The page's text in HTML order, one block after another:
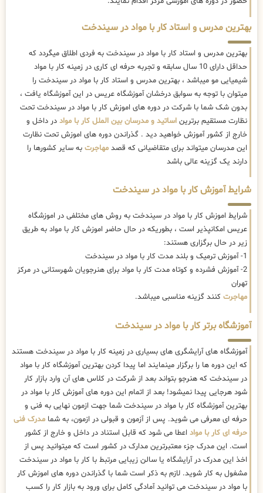
بهترین مدرس و استاد کار با مواد در سیندخت
بهترین مدرس و استاد کار با مواد در سیندخت به فردی اطلاق میگردد که
حداقل دارای 10 سال سابقه و تجربه حرفه ای کاری در زمینه کار با مواد
شیمیایی مو میباشد ، بهترین مدرس و استاد کار با مواد در سیندخت را
میتوان با توجه به سوابق درخشان آموزشگاه عریس در این آموزشگاه یافت ،
بدون شک شما با شرکت در دوره های اموزش کار با مواد در سیندخت تحت
نظارت مستقیم برترین اساتید و مدرسان بین الملل کار با مواد در داخل و
خارج از کشور آموزش خواهید دید . گذراندن دوره های اموزش تحت نظارت
این مدرسان میتواند برای متقاضیانی که قصد مهاجرت به سایر کشورها را
دارند یک گزینه عالی باشد
شرایط آموزش کار با مواد در سیندخت
شرایط اموزش کار با مواد در سیندخت به روش های مختلفی در اموزشگاه
عریس امکانپذیر است ، بطوریکه در حال حاضر اموزش کار با مواد به طریق
زیر در حال برگزاری هستند:
1- آموزش ترمیک و بلند مدت کار با مواد در سیندخت
2- آموزش فشرده و کوتاه مدت کار با مواد برای هنرجویان شهرستانی در مرکز
تهران
مهاجرت کنند گزینه مناسبی میباشد.
آموزشگاه برتر کار با مواد در سیندخت
آموزشگاه های آرایشگری های بسیاری در زمینه کار با مواد در سیندخت هستند
که این دوره ها را برگزار مینمایند اما پیدا کردن بهترین آموزشگاه کار با مواد
در سیندخت که هنرجو بتواند بعد از شرکت در کلاس های آن وارد بازار کار
شود هرجایی پیدا نمیشود! بعد از اتمام این دوره های آموزش کار با مواد در
بهترین آموزشگاه کار با مواد در سیندخت شما جهت ازمون نهایی به فنی و
حرفه ای معرفی می شوید. پس از آزمون و قبولی در ازمون، به شما مدرک فنی
حرفه ای کار با مواد اعطا می شود که قابل استناد در داخل و خارج از کشور
است. این مدرک جزء معتبرترین مدارک در کشور است که میتوانید پس از
اخذ این مدرک در آرایشگاه یا سالن زیبایی مرتبط با کار با مواد در سیندخت
مشغول به کار شوید. لازم به ذکر است شما با گذراندن دوره های اموزش کار
با مواد در سیندخت می توانید آمادگی کامل برای ورود به بازار کار را کسب